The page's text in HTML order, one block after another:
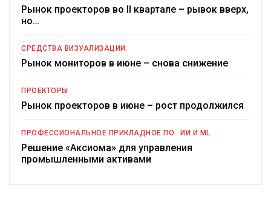
Рынок проекторов во II квартале – рывок вверх,
но…
СРЕДСТВА ВИЗУАЛИЗАЦИИ
Рынок мониторов в июне – снова снижение
ПРОЕКТОРЫ
Рынок проекторов в июне – рост продолжился
ПРОФЕССИОНАЛЬНОЕ ПРИКЛАДНОЕ ПО ИИ И ML
Решение «Аксиома» для управления
промышленными активами